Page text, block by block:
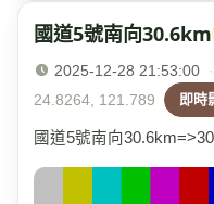
國道5號南向30.6km
2025-12-28 21:53:00 ·
24.8264, 121.789
即時
國道5號南向